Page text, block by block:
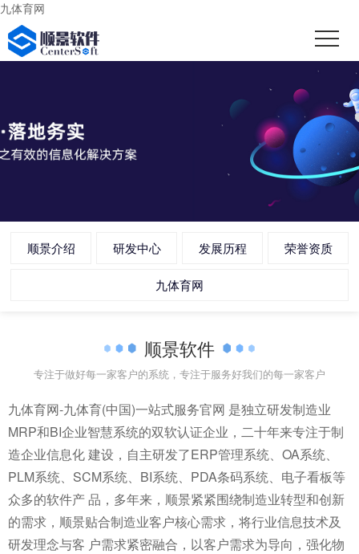
九体育网
顺景介绍 研发中心 发展历程 荣誉资质
九体育网
顺景软件
专注于做好每一家客户的系统，专注于服务好我们的每一家客户
九体育网-九体育(中国)一站式服务官网 是独立研发制造业
MRP和BI企业智慧系统的双软认证企业，二十年来专注于制
造企业信息化 建设，自主研发了ERP管理系统、OA系统、
PLM系统、SCM系统、BI系统、PDA条码系统、电子看板等
众多的软件产 品，多年来，顺景紧紧围绕制造业转型和创新
的需求，顺景贴合制造业客户核心需求，将行业信息技术及
研发理念与客 户需求紧密融合，以客户需求为导向，强化物